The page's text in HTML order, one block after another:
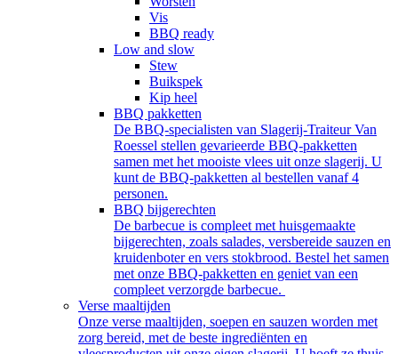
Vis
BBQ ready
Low and slow
Stew
Buikspek
Kip heel
BBQ pakketten
De BBQ-specialisten van Slagerij-Traiteur Van
Roessel stellen gevarieerde BBQ-pakketten
samen met het mooiste vlees uit onze slagerij. U
kunt de BBQ-pakketten al bestellen vanaf 4
personen.
BBQ bijgerechten
De barbecue is compleet met huisgemaakte
bijgerechten, zoals salades, versbereide sauzen en
kruidenboter en vers stokbrood. Bestel het samen
met onze BBQ-pakketten en geniet van een
compleet verzorgde barbecue.
Verse maaltijden
Onze verse maaltijden, soepen en sauzen worden met
zorg bereid, met de beste ingrediënten en